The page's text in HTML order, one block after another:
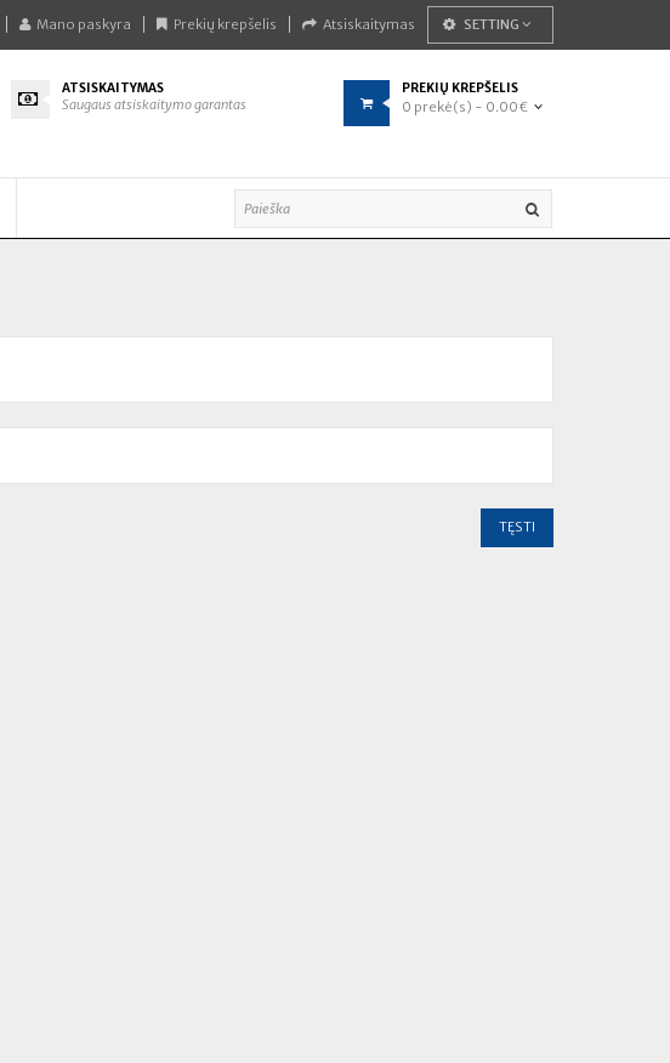
Mano paskyra Prekių krepšelis Atsiskaitymas SETTING
ATSISKAITYMAS
Saugaus atsiskaitymo garantas
PREKIŲ KREPŠELIS
0 prekė(s) - 0.00€
TĘSTI